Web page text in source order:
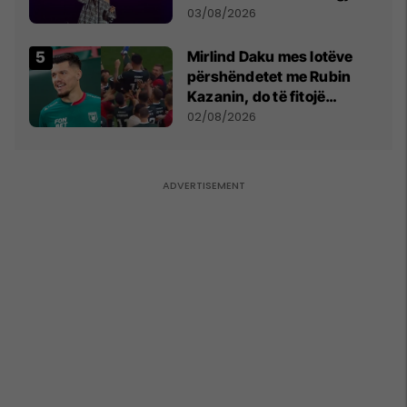
- dhe bota digjitale serbe
03/08/2026
Mirlind Daku mes lotëve
përshëndetet me Rubin
Kazanin, do të fitojë
miliona te Spartak Moska
02/08/2026